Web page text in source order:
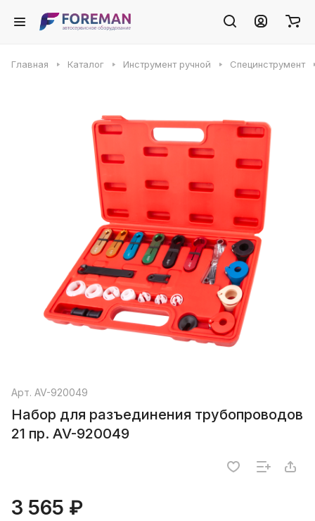
Главная Каталог Инструмент ручной Специнструмент
Арт. AV-920049
Набор для разъединения трубопроводов
21 пр. AV-920049
3 565 ₽